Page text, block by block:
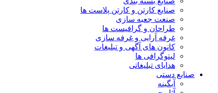
صنایع کارتن و کارتن پلاست ها
صنعت جعبه سازی
طراحان و گرافیست ها
غرفه آرایی و غرفه سازی
کانون های آگهی و تبلیغات
لیتوگرافی ها
هدایای تبلیغاتی
صنایع دستی
آبگینه